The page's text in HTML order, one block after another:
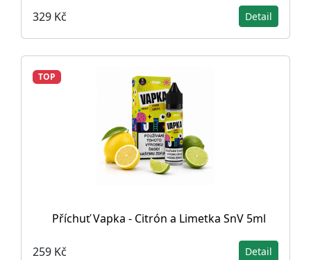
329 Kč Detail
TOP
Příchuť Vapka - Citrón a Limetka SnV 5ml
259 Kč Detail